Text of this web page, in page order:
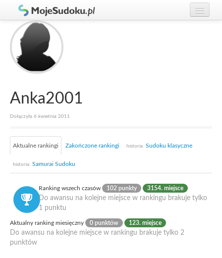
Graj w Sudoku!
Zasady Sudoku
Rankingi
Gracze
Anka2001
Dołączyła 6 kwietnia 2011
Aktualne rankingi Zakończone rankingi historia: Sudoku klasyczne
historia: Samurai Sudoku
Ranking wszech czasów 102 punkty 3154. miejsce
Do awansu na kolejne miejsce w rankingu brakuje tylko
1 punktu
Aktualny ranking miesięczny 0 punktów 123. miejsce
Do awansu na kolejne miejsce w rankingu brakuje tylko 2
punktów